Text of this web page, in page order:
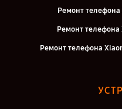
Ремонт телефона
Ремонт телефона
Ремонт телефона